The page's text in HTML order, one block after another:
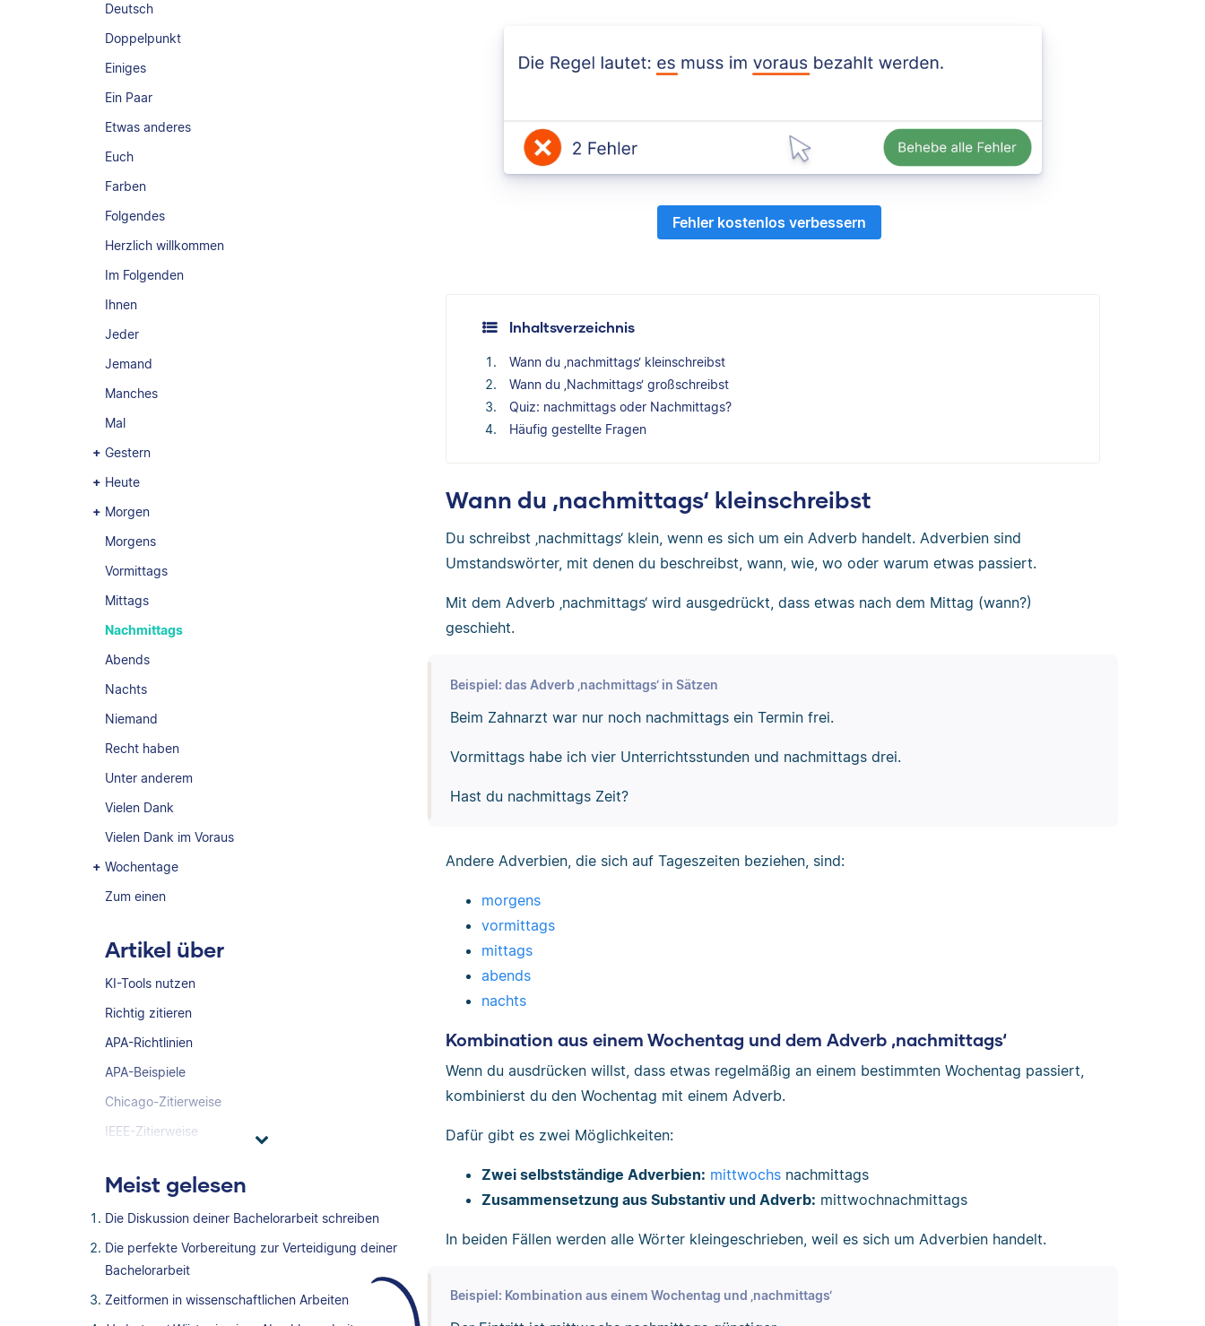
Deutsch
Doppelpunkt
Einiges
Ein Paar
Etwas anderes
Euch
Farben
Folgendes
Herzlich willkommen
Im Folgenden
Ihnen
Jeder
Jemand
Manches
Mal
Gestern
Heute
Morgen
Morgens
Vormittags
Mittags
Nachmittags
Abends
Nachts
Niemand
Recht haben
Unter anderem
Vielen Dank
Vielen Dank im Voraus
Wochentage
Zum einen
Artikel über
KI-Tools nutzen
Richtig zitieren
APA-Richtlinien
APA-Beispiele
Chicago-Zitierweise
IEEE-Zitierweise
Meist gelesen
Die Diskussion deiner Bachelorarbeit schreiben
Die perfekte Vorbereitung zur Verteidigung deiner
Bachelorarbeit
Zeitformen in wissenschaftlichen Arbeiten
Fehler kostenlos verbessern
Inhaltsverzeichnis
Wann du ‚nachmittags‘ kleinschreibst
Wann du ‚Nachmittags‘ großschreibst
Quiz: nachmittags oder Nachmittags?
Häufig gestellte Fragen
Wann du ‚nachmittags‘ kleinschreibst
Du schreibst ‚nachmittags‘ klein, wenn es sich um ein Adverb handelt. Adverbien sind
Umstandswörter, mit denen du beschreibst, wann, wie, wo oder warum etwas passiert.
Mit dem Adverb ‚nachmittags‘ wird ausgedrückt, dass etwas nach dem Mittag (wann?)
geschieht.
Beispiel: das Adverb ‚nachmittags‘ in Sätzen
Beim Zahnarzt war nur noch nachmittags ein Termin frei.
Vormittags habe ich vier Unterrichtsstunden und nachmittags drei.
Hast du nachmittags Zeit?
Andere Adverbien, die sich auf Tageszeiten beziehen, sind:
morgens
vormittags
mittags
abends
nachts
Kombination aus einem Wochentag und dem Adverb ‚nachmittags‘
Wenn du ausdrücken willst, dass etwas regelmäßig an einem bestimmten Wochentag passiert,
kombinierst du den Wochentag mit einem Adverb.
Dafür gibt es zwei Möglichkeiten:
Zwei selbstständige Adverbien: mittwochs nachmittags
Zusammensetzung aus Substantiv und Adverb: mittwochnachmittags
In beiden Fällen werden alle Wörter kleingeschrieben, weil es sich um Adverbien handelt.
Beispiel: Kombination aus einem Wochentag und ‚nachmittags‘